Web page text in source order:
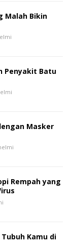
Malah Bikin
Penyakit Batu
Masker
Rempah yang
Kamu di